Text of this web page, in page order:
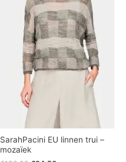
SarahPacini EU linnen trui –
mozaïek